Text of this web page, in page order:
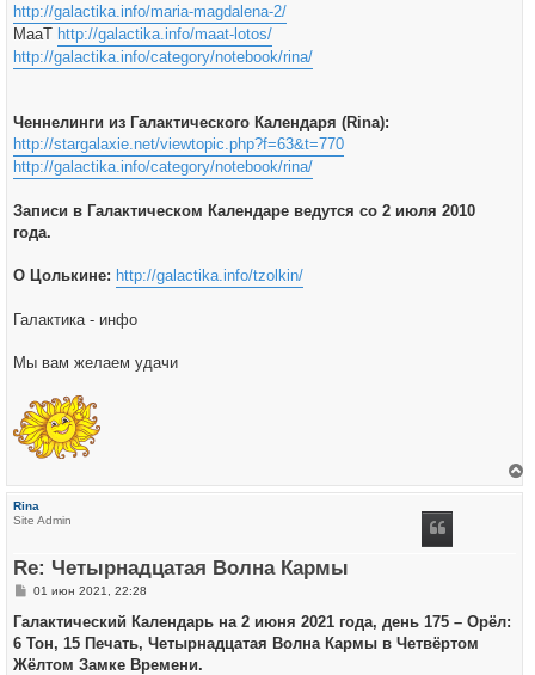
http://galactika.info/maria-magdalena-2/
МааТ http://galactika.info/maat-lotos/
http://galactika.info/category/notebook/rina/
Ченнелинги из Галактического Календаря (Rina):
http://stargalaxie.net/viewtopic.php?f=63&t=770
http://galactika.info/category/notebook/rina/
Записи в Галактическом Календаре ведутся со 2 июля 2010
года.
О Цолькине: http://galactika.info/tzolkin/
Галактика - инфо
Мы вам желаем удачи
Rina
Site Admin
Re: Четырнадцатая Волна Кармы
С
о
щ
е
01 июн 2021, 22:28
Галактический Календарь на 2 июня 2021 года, день 175 – Орёл:
6 Тон, 15 Печать, Четырнадцатая Волна Кармы в Четвёртом
Жёлтом Замке Времени.